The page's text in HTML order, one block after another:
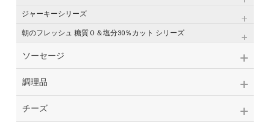
ジャーキーシリーズ
朝のフレッシュ 糖質０＆塩分30％カット シリーズ
ソーセージ
調理品
チーズ